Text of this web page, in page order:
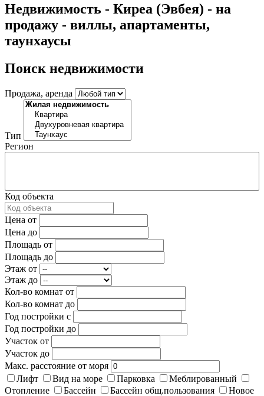
Недвижимость - Киреа (Эвбея) - на
продажу - виллы, апартаменты,
таунхаусы
Поиск недвижимости
Продажа, аренда
Тип
Регион
Код объекта
Цена от
Цена до
Площадь от
Площадь до
Этаж от
Этаж до
Кол-во комнат от
Кол-во комнат до
Год постройки с
Год постройки до
Участок от
Участок до
Макс. расстояние от моря
Лифт
Вид на море Парковка
Меблированный
Отопление
Бассейн Бассейн общ.пользования
Новое